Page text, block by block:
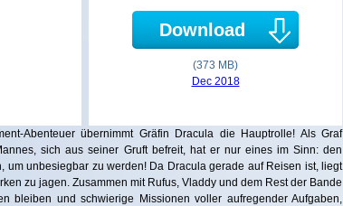
Download
(373 MB)
Dec 2018
Abenteuer übernimmt Gräfin Dracula die Hauptrolle! Als Graf
sich aus seiner Gruft befreit, hat er nur eines im Sinn: den
um unbesiegbar zu werden! Da Dracula gerade auf Reisen ist, liegt
zu jagen. Zusammen mit Rufus, Vladdy und dem Rest der Bande
bleiben und schwierige Missionen voller aufregender Aufgaben,